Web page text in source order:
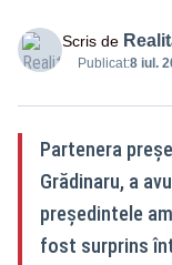
Scris de
Publicat:8 iul.
Partenera
Grădinaru, a
președintele
fost surprins